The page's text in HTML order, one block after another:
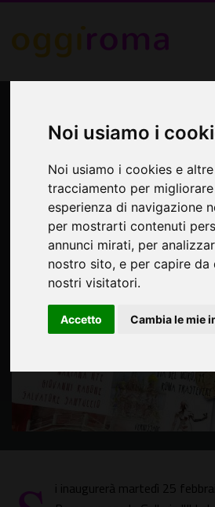
Noi usiamo i
Noi usiamo i cookies e
tracciamento per
esperienza di navigazione
per mostrarti contenuti
annunci mirati, per
nostro sito, e per capire da
nostri visitatori.
Accetto Cambia le mie
Mostra di carnet di viaggio e appunti
i inaugurerà martedì 25